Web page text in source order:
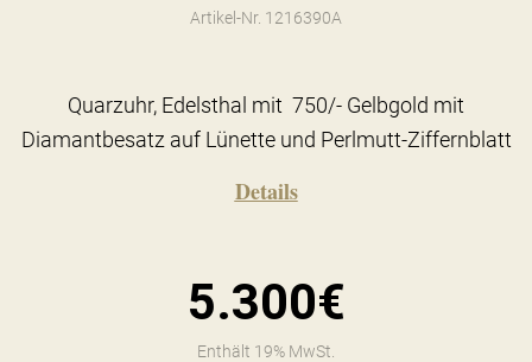
Artikel-Nr. 1216390A
Quarzuhr, Edelsthal mit 750/- Gelbgold mit
Diamantbesatz auf Lünette und Perlmutt-Ziffernblatt
Details
5.300€
Enthält 19% MwSt.